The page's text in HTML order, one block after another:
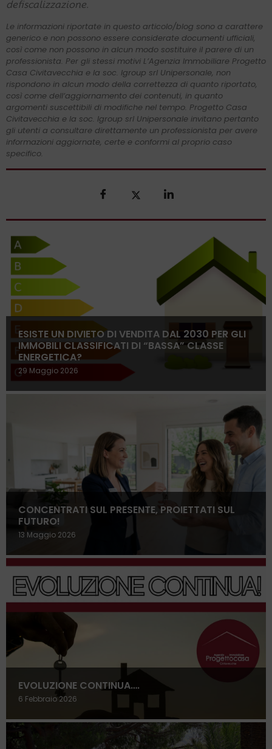
defiscalizzazione.
Le informazioni riportate in questo articolo/blog sono a carattere
generico e non possono essere considerate documenti ufficiali,
così come non possono in alcun modo sostituire il parere di un
professionista. Per gli stessi motivi L’Agenzia Immobiliare Progetto
Casa Civitavecchia e la soc. Igroup srl Unipersonale, non
rispondono in alcun modo della correttezza di quanto riportato,
così come dell’aggiornamento dei contenuti, in quanto
argomenti suscettibili di modifiche nel tempo. Progetto Casa
Civitavecchia e la soc. Igroup srl Unipersonale invitano pertanto
gli utenti a consultare direttamente un professionista per avere
informazioni aggiornate, certe e conformi al proprio caso
specifico.
ESISTE UN DIVIETO DI VENDITA DAL 2030 PER GLI
IMMOBILI CLASSIFICATI DI “BASSA” CLASSE
ENERGETICA?
29 Maggio 2026
CONCENTRATI SUL PRESENTE, PROIETTATI SUL
FUTURO!
13 Maggio 2026
EVOLUZIONE CONTINUA….
6 Febbraio 2026